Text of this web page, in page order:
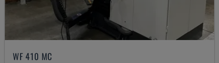
WF 410 MC